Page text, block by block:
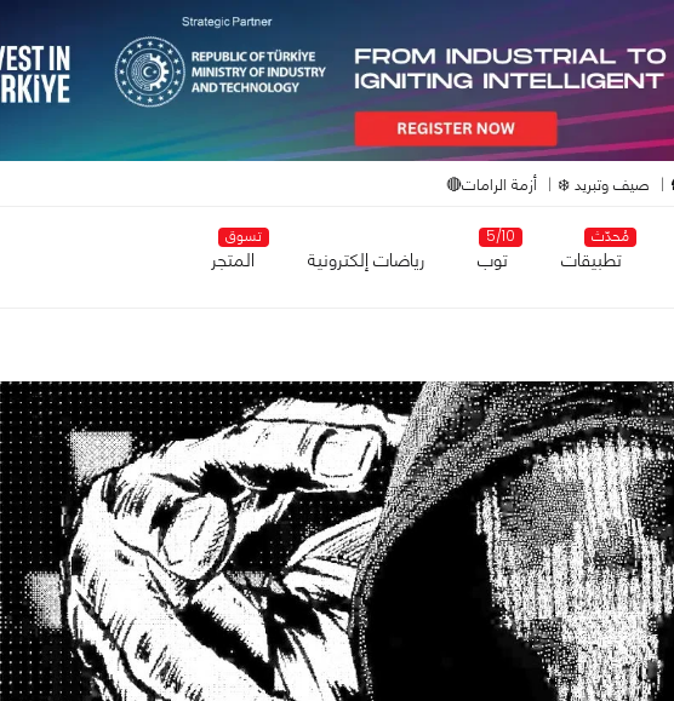
صيف وتبريد ❄️ أزمة الرامات🔴
مُحدّث
تطبيقات
5/10
توب رياضات إلكترونية
تسوق
المتجر